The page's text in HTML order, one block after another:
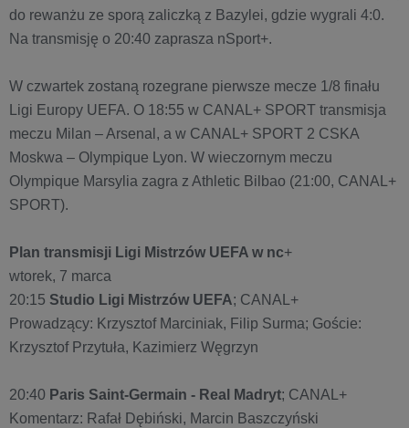
do rewanżu ze sporą zaliczką z Bazylei, gdzie wygrali 4:0.
Na transmisję o 20:40 zaprasza nSport+.
W czwartek zostaną rozegrane pierwsze mecze 1/8 finału
Ligi Europy UEFA. O 18:55 w CANAL+ SPORT transmisja
meczu Milan – Arsenal, a w CANAL+ SPORT 2 CSKA
Moskwa – Olympique Lyon. W wieczornym meczu
Olympique Marsylia zagra z Athletic Bilbao (21:00, CANAL+
SPORT).
Plan transmisji Ligi Mistrzów UEFA w nc+
wtorek, 7 marca
20:15 Studio Ligi Mistrzów UEFA; CANAL+
Prowadzący: Krzysztof Marciniak, Filip Surma; Goście:
Krzysztof Przytuła, Kazimierz Węgrzyn
20:40 Paris Saint-Germain - Real Madryt; CANAL+
Komentarz: Rafał Dębiński, Marcin Baszczyński